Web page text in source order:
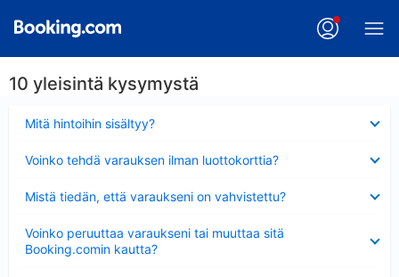
10 yleisintä kysymystä
Mitä hintoihin sisältyy?
Voinko tehdä varauksen ilman luottokorttia?
Mistä tiedän, että varaukseni on vahvistettu?
Voinko peruuttaa varaukseni tai muuttaa sitä
Booking.comin kautta?